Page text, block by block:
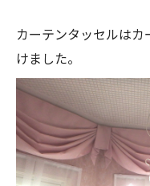
カーテンタッセルは
けました。